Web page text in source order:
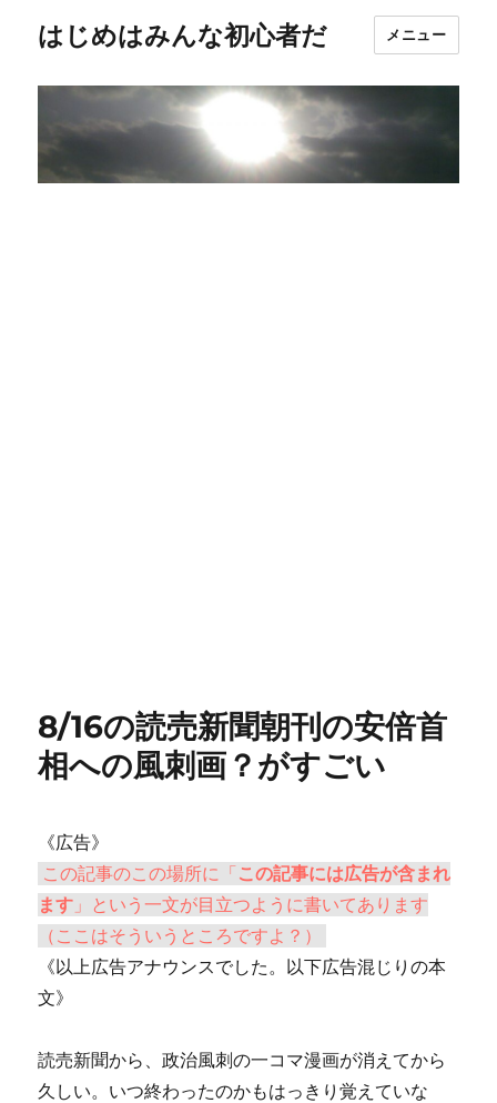
はじめはみんな初心者だ メニュー
8/16の読売新聞朝刊の安倍首
相への風刺画？がすごい
《広告》
この記事のこの場所に「 この記事には広告が含まれ
ます 」という一文が目立つように書いてあります
（ここはそういうところですよ？）
《以上広告アナウンスでした。以下広告混じりの本
文》
読売新聞から、政治風刺の一コマ漫画が消えてから
久しい。いつ終わったのかもはっきり覚えていな